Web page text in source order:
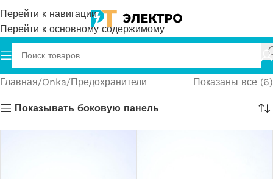
Перейти к навигации
Перейти к основному содержимому
Главная Onka Предохранители Показаны все (6)
Показывать боковую панель